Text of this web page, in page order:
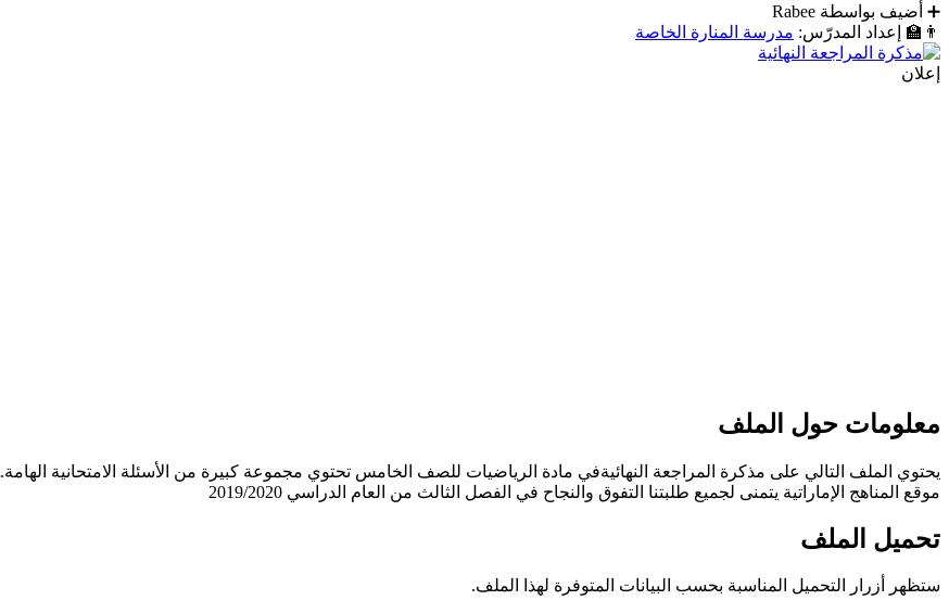
➕ أضيف بواسطة Rabee
👨‍🏫
إعداد المدرّس: مدرسة المنارة الخاصة
إعلان
معلومات حول الملف
يحتوي الملف التالي على مذكرة المراجعة النهائيةفي مادة الرياضيات للصف الخامس تحتوي مجموعة كبيرة من الأسئلة الامتحانية الهامة.
موقع المناهج الإماراتية يتمنى لجميع طلبتنا التفوق والنجاح في الفصل الثالث من العام الدراسي 2019/2020
تحميل الملف
ستظهر أزرار التحميل المناسبة بحسب البيانات المتوفرة لهذا الملف.